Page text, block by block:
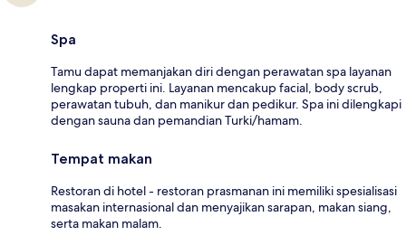
Spa
Tamu dapat memanjakan diri dengan perawatan spa layanan
lengkap properti ini. Layanan mencakup facial, body scrub,
perawatan tubuh, dan manikur dan pedikur. Spa ini dilengkapi
dengan sauna dan pemandian Turki/hamam.
Tempat makan
Restoran di hotel - restoran prasmanan ini memiliki spesialisasi
masakan internasional dan menyajikan sarapan, makan siang,
serta makan malam.